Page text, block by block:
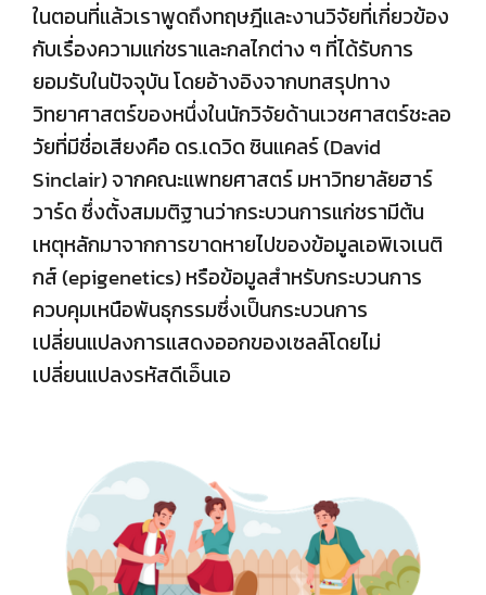
ในตอนที่แล้วเราพูดถึงทฤษฎีและงานวิจัยที่เกี่ยวข้อง
กับเรื่องความแก่ชราและกลไกต่าง ๆ ที่ได้รับการ
ยอมรับในปัจจุบัน โดยอ้างอิงจากบทสรุปทาง
วิทยาศาสตร์ของหนึ่งในนักวิจัยด้านเวชศาสตร์ชะลอ
วัยที่มีชื่อเสียงคือ ดร.เดวิด ซินแคลร์ (David
Sinclair) จากคณะแพทยศาสตร์ มหาวิทยาลัยฮาร์
วาร์ด ซึ่งตั้งสมมติฐานว่ากระบวนการแก่ชรามีต้น
เหตุหลักมาจากการขาดหายไปของข้อมูลเอพิเจเนติ
กส์ (epigenetics) หรือข้อมูลสำหรับกระบวนการ
ควบคุมเหนือพันธุกรรมซึ่งเป็นกระบวนการ
เปลี่ยนแปลงการแสดงออกของเซลล์โดยไม่
เปลี่ยนแปลงรหัสดีเอ็นเอ